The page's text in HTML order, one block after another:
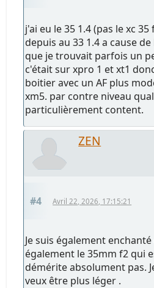
j'ai eu le 35 1.4 (pas le xc
depuis au 33 1.4 a cause
que je trouvait parfois un
c'était sur xpro 1 et xt1
boitier avec un AF plus
xm5. par contre niveau
particulièrement content.
ZEN
#4 Avril 22, 2026, 17:15:21
Je suis également
également le 35mm f2 qui
démérite absolument pas.
veux être plus léger .